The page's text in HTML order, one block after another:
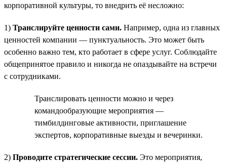
корпоративной культуры, то внедрить её несложно:
1) Транслируйте ценности сами. Например, одна из главных
ценностей компании — пунктуальность. Это может быть
особенно важно тем, кто работает в сфере услуг. Соблюдайте
общепринятое правило и никогда не опаздывайте на встречи
с сотрудниками.
Транслировать ценности можно и через
командообразующие мероприятия —
тимбилдинговые активности, приглашение
экспертов, корпоративные выезды и вечеринки.
2) Проводите стратегические сессии. Это мероприятия,